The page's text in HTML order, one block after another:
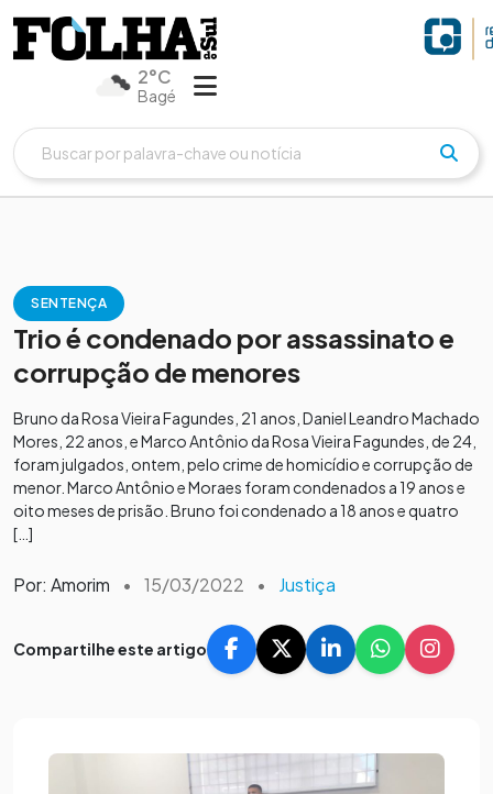
2°C
Bagé
SENTENÇA
Trio é condenado por assassinato e
corrupção de menores
Bruno da Rosa Vieira Fagundes, 21 anos, Daniel Leandro Machado
Mores, 22 anos, e Marco Antônio da Rosa Vieira Fagundes, de 24,
foram julgados, ontem, pelo crime de homicídio e corrupção de
menor. Marco Antônio e Moraes foram condenados a 19 anos e
oito meses de prisão. Bruno foi condenado a 18 anos e quatro
[…]
Por: Amorim • 15/03/2022 • Justiça
Compartilhe este artigo